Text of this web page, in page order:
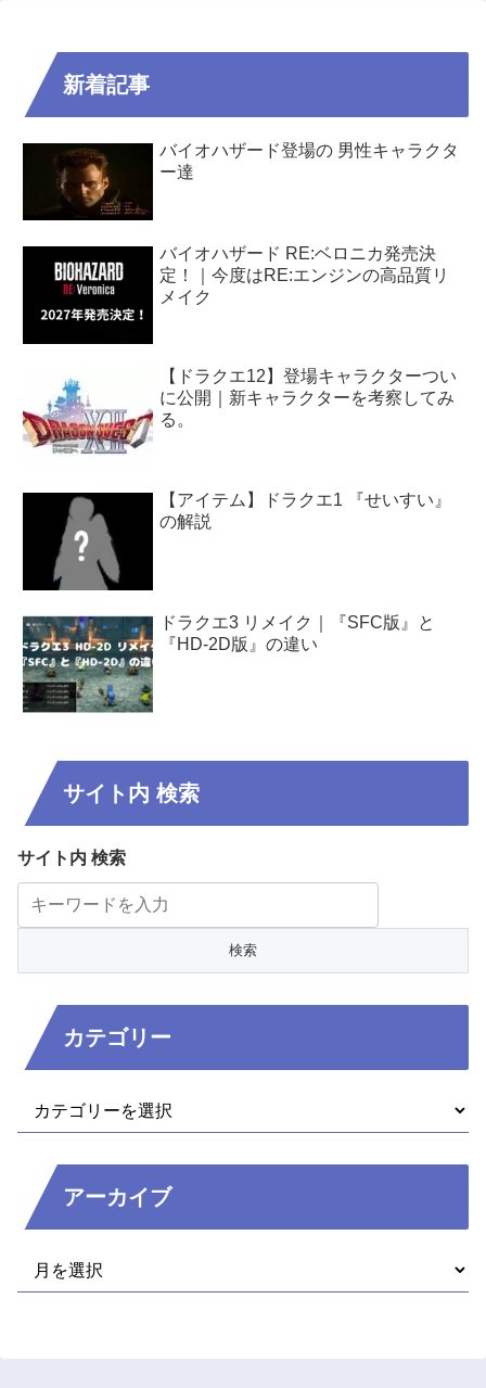
新着記事
バイオハザード登場の 男性キャラクタ
ー達
バイオハザード RE:ベロニカ発売決
定！｜今度はRE:エンジンの高品質リ
メイク
【ドラクエ12】登場キャラクターつい
に公開｜新キャラクターを考察してみ
る。
【アイテム】ドラクエ1 『せいすい』
の解説
ドラクエ3 リメイク｜『SFC版』と
『HD-2D版』の違い
サイト内 検索
サイト内 検索
カテゴリー
アーカイブ